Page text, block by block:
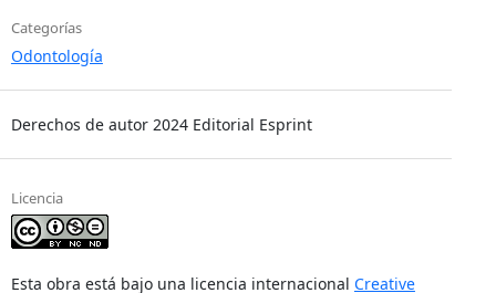
Categorías
Odontología
Derechos de autor 2024 Editorial Esprint
Licencia
Esta obra está bajo una licencia internacional Creative